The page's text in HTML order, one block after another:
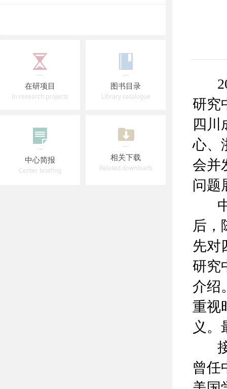
在研项目
In research projects
图书目录
Library catalogue
中心简报
Center briefing
相关下载
Related downloads
研究
四川
心、
会并
问题
中
后，
先对
研究
介绍
重视
义。
接
曾任